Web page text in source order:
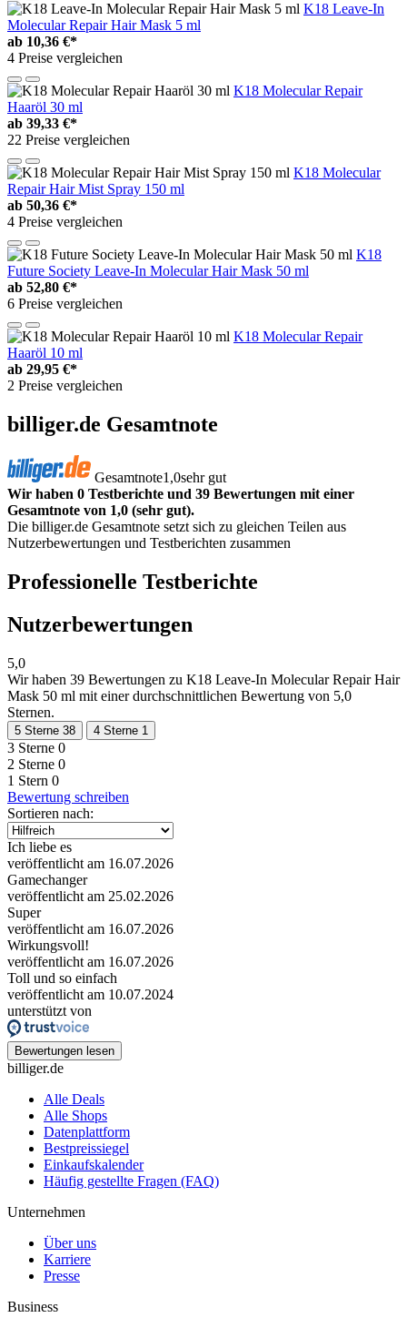
K18 Leave-In
Molecular Repair Hair Mask 5 ml
ab 10,36 €*
4 Preise vergleichen
K18 Molecular Repair
Haaröl 30 ml
ab 39,33 €*
22 Preise vergleichen
K18 Molecular
Repair Hair Mist Spray 150 ml
ab 50,36 €*
4 Preise vergleichen
K18
Future Society Leave-In Molecular Hair Mask 50 ml
ab 52,80 €*
6 Preise vergleichen
K18 Molecular Repair
Haaröl 10 ml
ab 29,95 €*
2 Preise vergleichen
billiger.de Gesamtnote
Gesamtnote1,0sehr gut
Wir haben 0 Testberichte und 39 Bewertungen mit einer
Gesamtnote von 1,0 (sehr gut).
Die billiger.de Gesamtnote setzt sich zu gleichen Teilen aus
Nutzerbewertungen und Testberichten zusammen
Professionelle Testberichte
Nutzerbewertungen
5,0
Wir haben 39 Bewertungen zu K18 Leave-In Molecular Repair Hair
Mask 50 ml mit einer durchschnittlichen Bewertung von 5,0
Sternen.
5 Sterne 38 4 Sterne 1
3 Sterne 0
2 Sterne 0
1 Stern 0
Bewertung schreiben
Sortieren nach:
Ich liebe es
veröffentlicht am 16.07.2026
Gamechanger
veröffentlicht am 25.02.2026
Super
veröffentlicht am 16.07.2026
Wirkungsvoll!
veröffentlicht am 16.07.2026
Toll und so einfach
veröffentlicht am 10.07.2024
unterstützt von
Bewertungen lesen
billiger.de
Alle Deals
Alle Shops
Datenplattform
Bestpreissiegel
Einkaufskalender
Häufig gestellte Fragen (FAQ)
Unternehmen
Über uns
Karriere
Presse
Business